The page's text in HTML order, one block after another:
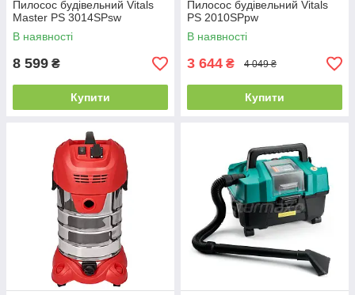
Пилосос будівельний Vitals
Master PS 3014SPsw
В наявності
8 599 ₴
Купити
Пилосос будівельний Vitals
PS 2010SPpw
В наявності
3 644 ₴ 4 049 ₴
Купити